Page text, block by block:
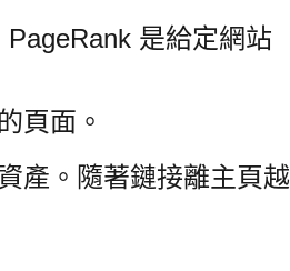
是給定網站
頁面。
產。 隨著鏈接離主頁越